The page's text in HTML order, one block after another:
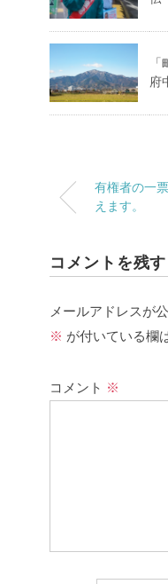
府
有権者の一
えます。
コメントを残す
メールアドレスが
※ が付いている欄
コメント ※